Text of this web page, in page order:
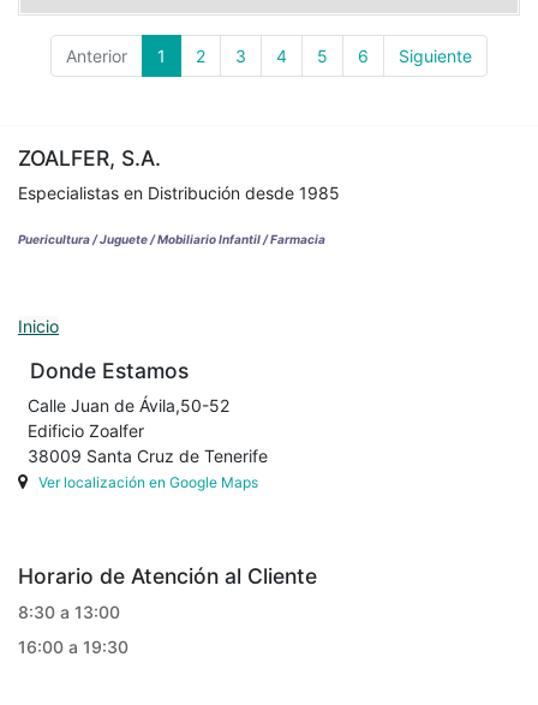
Anterior 1 2 3 4 5 6 Siguiente
ZOALFER, S.A.
Especialistas en Distribución desde 1985
Puericultura / Juguete / Mobiliario Infantil / Farmacia
Inicio
Donde Estamos
Calle Juan de Ávila,50-52
Edificio Zoalfer
38009 Santa Cruz de Tenerife
Ver localización en Google Maps
Horario de Atención al Cliente
8:30 a 13:00
16:00 a 19:30